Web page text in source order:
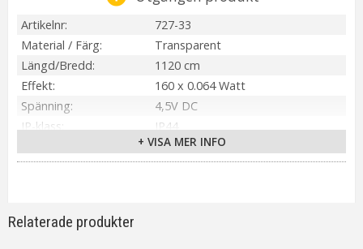
Artikelnr
727-33
Material / Färg
Transparent
Längd/Bredd
1120 cm
Effekt
160 x 0.064 Watt
Spänning
4,5V DC
IP-klass
IP44
3 st AA Ingår ej
Ljuskälla
Ingår 5 mm LED
Livslängd
+ VISA MER INFO
Relaterade produkter